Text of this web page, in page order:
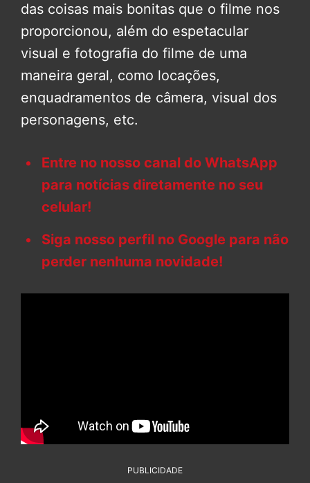
das coisas mais bonitas que o filme nos
proporcionou, além do espetacular
visual e fotografia do filme de uma
maneira geral, como locações,
enquadramentos de câmera, visual dos
personagens, etc.
Entre no nosso canal do WhatsApp
para notícias diretamente no seu
celular!
Siga nosso perfil no Google para não
perder nenhuma novidade!
PUBLICIDADE